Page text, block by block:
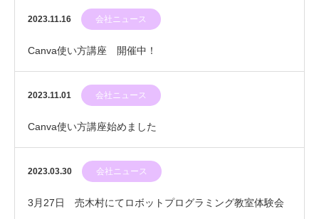
2023.11.16 会社ニュース
Canva使い方講座 開催中！
2023.11.01 会社ニュース
Canva使い方講座始めました
2023.03.30 会社ニュース
3月27日 売木村にてロボットプログラミング教室体験会